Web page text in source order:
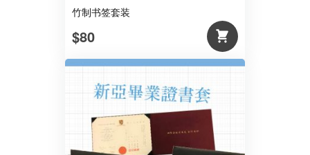
竹制书签套装
$80